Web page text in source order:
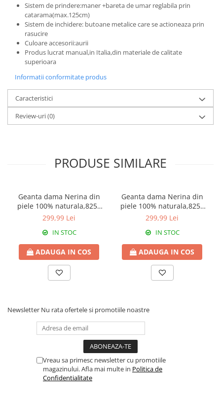
Sistem de prindere:maner +bareta de umar reglabila prin
catarama(max.125cm)
Sistem de inchidere: butoane metalice care se actioneaza prin
rasucire
Culoare accesorii:aurii
Produs lucrat manual,in Italia,din materiale de calitate
superioara
Informatii conformitate produs
Caracteristici
Review-uri(0)
PRODUSE SIMILARE
Geanta dama Nerina din
piele 100% naturala,8250
negru
299,99 Lei
IN STOC
ADAUGA IN COS
Geanta dama Nerina din
piele 100% naturala,8250
alb
299,99 Lei
IN STOC
ADAUGA IN COS
Newsletter Nu rata ofertele si promotiile noastre
Vreau sa primesc newsletter cu promotiile
magazinului. Afla mai multe in Politica de
Confidentialitate